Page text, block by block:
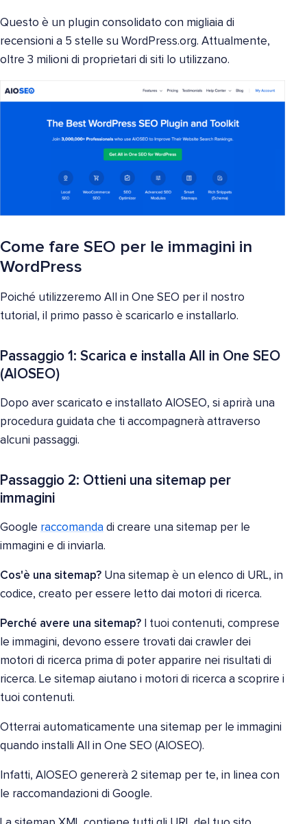
Questo è un plugin consolidato con migliaia di
recensioni a 5 stelle su WordPress.org. Attualmente,
oltre 3 milioni di proprietari di siti lo utilizzano.
Come fare SEO per le immagini in
WordPress
Poiché utilizzeremo All in One SEO per il nostro
tutorial, il primo passo è scaricarlo e installarlo.
Passaggio 1: Scarica e installa All in One SEO
(AIOSEO)
Dopo aver scaricato e installato AIOSEO, si aprirà una
procedura guidata che ti accompagnerà attraverso
alcuni passaggi.
Passaggio 2: Ottieni una sitemap per
immagini
Google raccomanda di creare una sitemap per le
immagini e di inviarla.
Cos'è una sitemap? Una sitemap è un elenco di URL, in
codice, creato per essere letto dai motori di ricerca.
Perché avere una sitemap? I tuoi contenuti, comprese
le immagini, devono essere trovati dai crawler dei
motori di ricerca prima di poter apparire nei risultati di
ricerca. Le sitemap aiutano i motori di ricerca a scoprire i
tuoi contenuti.
Otterrai automaticamente una sitemap per le immagini
quando installi All in One SEO (AIOSEO).
Infatti, AIOSEO genererà 2 sitemap per te, in linea con
le raccomandazioni di Google.